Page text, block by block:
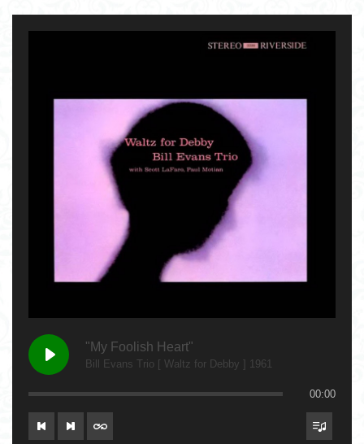
"My Foolish Heart"
Bill Evans Trio [ Waltz for Debby ] 1961
00:00